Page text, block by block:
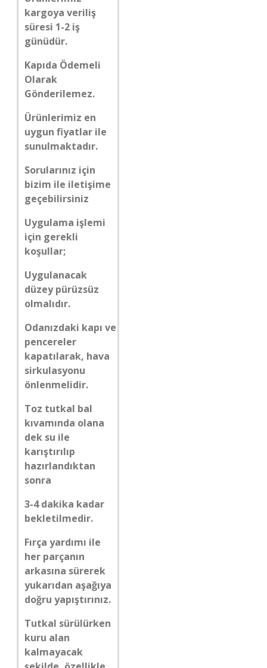
kargoya veriliş
süresi 1-2 iş
günüdür.
Kapıda Ödemeli
Olarak
Gönderilemez.
Ürünlerimiz en
uygun fiyatlar ile
sunulmaktadır.
Sorularınız için
bizim ile iletişime
geçebilirsiniz
Uygulama işlemi
için gerekli
koşullar;
Uygulanacak
düzey pürüzsüz
olmalıdır.
Odanızdaki kapı ve
pencereler
kapatılarak, hava
sirkulasyonu
önlenmelidir.
Toz tutkal bal
kıvamında olana
dek su ile
karıştırılıp
hazırlandıktan
sonra
3-4 dakika kadar
bekletilmedir.
Fırça yardımı ile
her parçanın
arkasına sürerek
yukarıdan aşağıya
doğru yapıştırınız.
Tutkal sürülürken
kuru alan
kalmayacak